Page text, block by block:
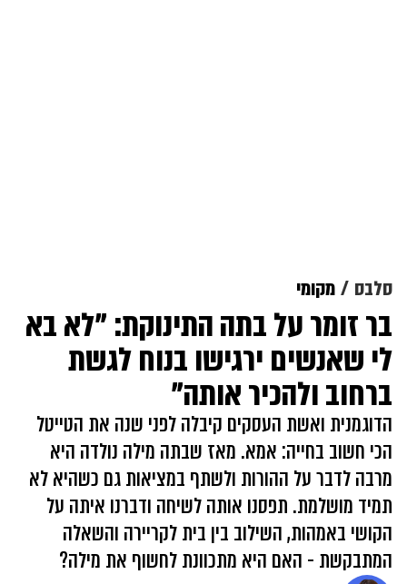
סלבס מקומי
בר זומר על בתה התינוקת: "לא בא
לי שאנשים ירגישו בנוח לגשת
ברחוב ולהכיר אותה"
הדוגמנית ואשת העסקים קיבלה לפני שנה את הטייטל
הכי חשוב בחייה: אמא. מאז שבתה מילה נולדה היא
מרבה לדבר על ההורות ולשתף במציאות גם כשהיא לא
תמיד מושלמת. תפסנו אותה לשיחה ודברנו איתה על
הקושי באמהות, השילוב בין בית לקריירה והשאלה
המתבקשת - האם היא מתכוונת לחשוף את מילה?